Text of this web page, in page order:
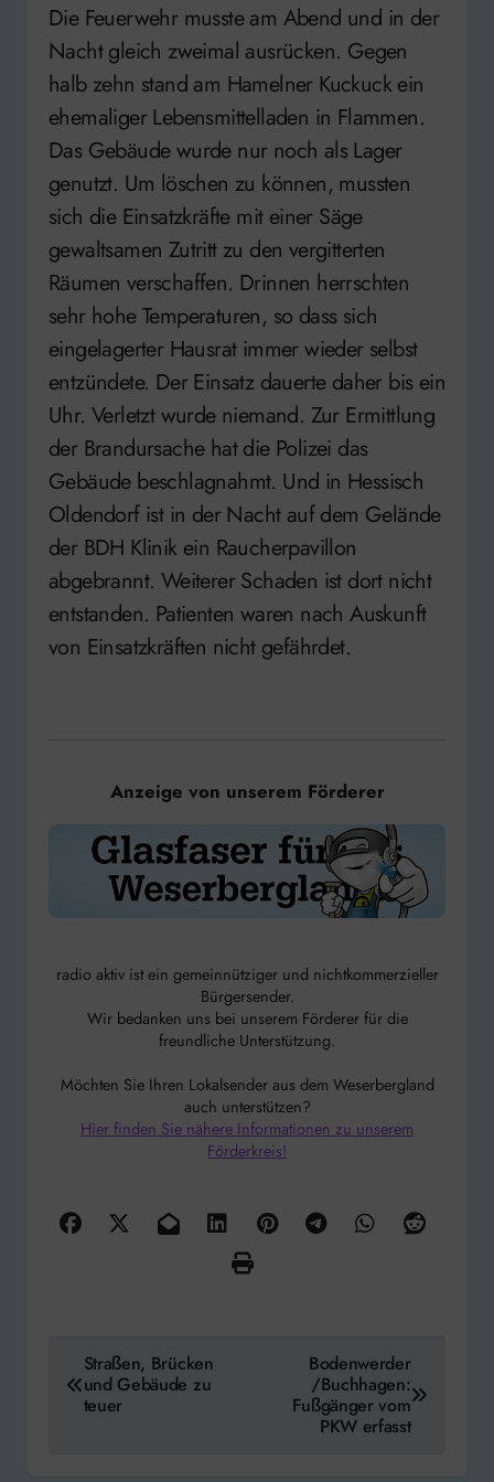
Die Feuerwehr musste am Abend und in der
Nacht gleich zweimal ausrücken. Gegen
halb zehn stand am Hamelner Kuckuck ein
ehemaliger Lebensmittelladen in Flammen.
Das Gebäude wurde nur noch als Lager
genutzt. Um löschen zu können, mussten
sich die Einsatzkräfte mit einer Säge
gewaltsamen Zutritt zu den vergitterten
Räumen verschaffen. Drinnen herrschten
sehr hohe Temperaturen, so dass sich
eingelagerter Hausrat immer wieder selbst
entzündete. Der Einsatz dauerte daher bis ein
Uhr. Verletzt wurde niemand. Zur Ermittlung
der Brandursache hat die Polizei das
Gebäude beschlagnahmt. Und in Hessisch
Oldendorf ist in der Nacht auf dem Gelände
der BDH Klinik ein Raucherpavillon
abgebrannt. Weiterer Schaden ist dort nicht
entstanden. Patienten waren nach Auskunft
von Einsatzkräften nicht gefährdet.
Anzeige von unserem Förderer
radio aktiv ist ein gemeinnütziger und nichtkommerzieller
Bürgersender.
Wir bedanken uns bei unserem Förderer für die
freundliche Unterstützung.
Möchten Sie Ihren Lokalsender aus dem Weserbergland
auch unterstützen?
Hier finden Sie nähere Informationen zu unserem
Förderkreis!
Beitragsnavigation
Straßen, Brücken
und Gebäude zu
teuer
Bodenwerder
/Buchhagen:
Fußgänger vom
PKW erfasst